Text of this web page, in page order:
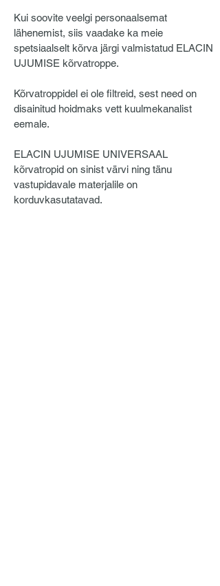
Kui soovite veelgi personaalsemat
lähenemist, siis vaadake ka meie
spetsiaalselt kõrva järgi valmistatud ELACIN
UJUMISE kõrvatroppe.
Kõrvatroppidel ei ole filtreid, sest need on
disainitud hoidmaks vett kuulmekanalist
eemale.
ELACIN UJUMISE UNIVERSAAL
kõrvatropid on sinist värvi ning tänu
vastupidavale materjalile on
korduvkasutatavad.